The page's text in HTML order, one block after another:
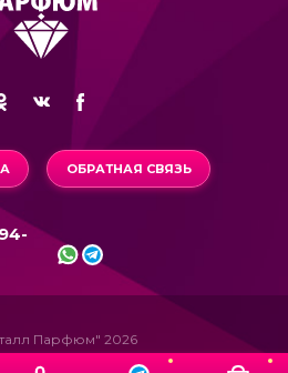
ОБРАТНАЯ СВЯЗЬ
Парфюм" 2026